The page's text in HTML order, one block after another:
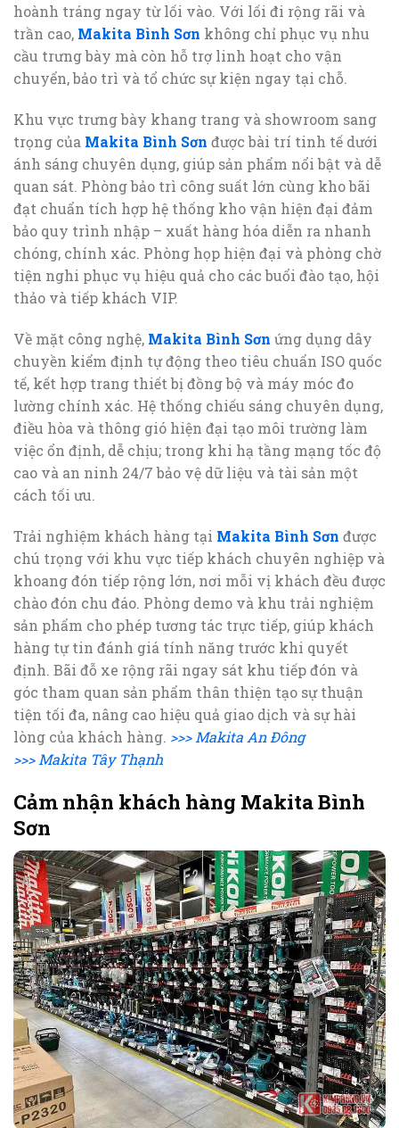
hoành tráng ngay từ lối vào. Với lối đi rộng rãi và
trần cao, Makita Bình Sơn không chỉ phục vụ nhu
cầu trưng bày mà còn hỗ trợ linh hoạt cho vận
chuyển, bảo trì và tổ chức sự kiện ngay tại chỗ.
Khu vực trưng bày khang trang và showroom sang
trọng của Makita Bình Sơn được bài trí tinh tế dưới
ánh sáng chuyên dụng, giúp sản phẩm nổi bật và dễ
quan sát. Phòng bảo trì công suất lớn cùng kho bãi
đạt chuẩn tích hợp hệ thống kho vận hiện đại đảm
bảo quy trình nhập – xuất hàng hóa diễn ra nhanh
chóng, chính xác. Phòng họp hiện đại và phòng chờ
tiện nghi phục vụ hiệu quả cho các buổi đào tạo, hội
thảo và tiếp khách VIP.
Về mặt công nghệ, Makita Bình Sơn ứng dụng dây
chuyền kiểm định tự động theo tiêu chuẩn ISO quốc
tế, kết hợp trang thiết bị đồng bộ và máy móc đo
lường chính xác. Hệ thống chiếu sáng chuyên dụng,
điều hòa và thông gió hiện đại tạo môi trường làm
việc ổn định, dễ chịu; trong khi hạ tầng mạng tốc độ
cao và an ninh 24/7 bảo vệ dữ liệu và tài sản một
cách tối ưu.
Trải nghiệm khách hàng tại Makita Bình Sơn được
chú trọng với khu vực tiếp khách chuyên nghiệp và
khoang đón tiếp rộng lớn, nơi mỗi vị khách đều được
chào đón chu đáo. Phòng demo và khu trải nghiệm
sản phẩm cho phép tương tác trực tiếp, giúp khách
hàng tự tin đánh giá tính năng trước khi quyết
định. Bãi đỗ xe rộng rãi ngay sát khu tiếp đón và
góc tham quan sản phẩm thân thiện tạo sự thuận
tiện tối đa, nâng cao hiệu quả giao dịch và sự hài
lòng của khách hàng. >>> Makita An Đông
>>> Makita Tây Thạnh
Cảm nhận khách hàng Makita Bình
Sơn